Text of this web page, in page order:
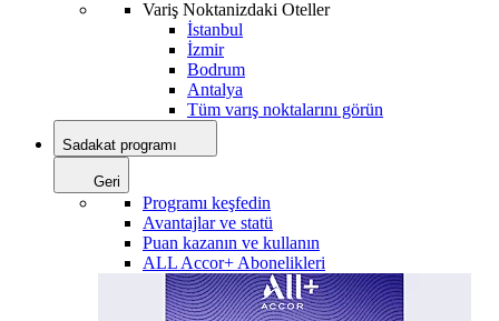
Variş Noktanizdaki Oteller
İstanbul
İzmir
Bodrum
Antalya
Tüm varış noktalarını görün
Sadakat programı
Geri
Programı keşfedin
Avantajlar ve statü
Puan kazanın ve kullanın
ALL Accor+ Abonelikleri